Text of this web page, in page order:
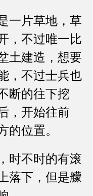
片草地，草
，不过唯一比
土建造，想要
，不过士兵也
断的往下挖
，开始往前
的位置。
不时的有滚
落下，但是艨